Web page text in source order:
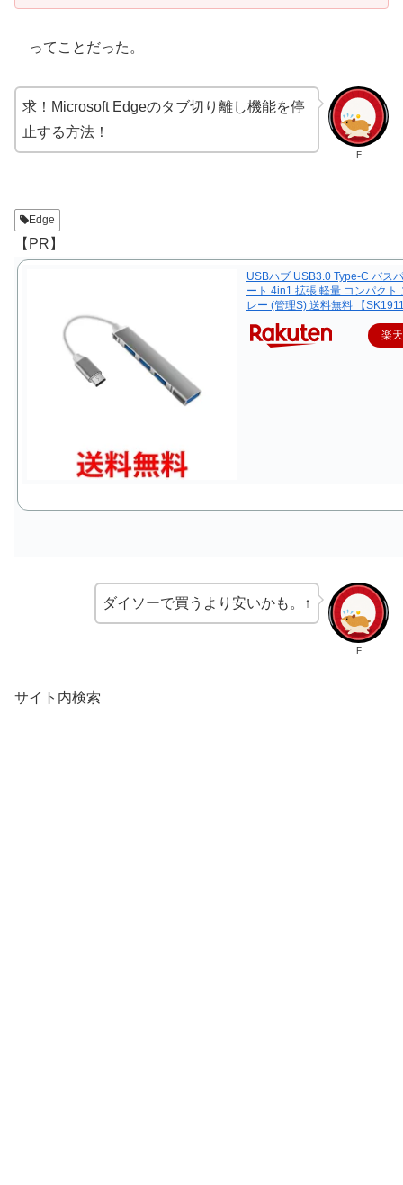
ってことだった。
F
求！Microsoft Edgeのタブ切り離し機能を停
止する方法！
Edge
【PR】
USBハブ USB3.0 Type-C バス
ート 4in1 拡張 軽量 コンパクト
レー (管理S) 送料無料 【
楽
F
ダイソーで買うより安いかも。↑
サイト内検索